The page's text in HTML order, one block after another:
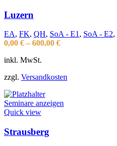
Luzern
EA, FK, QH, SoA - E1 , SoA - E2,
0,00 € – 600,00 €
inkl. MwSt.
zzgl. Versandkosten
Seminare anzeigen
Quick view
Strausberg